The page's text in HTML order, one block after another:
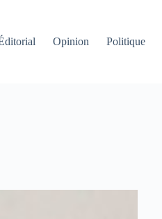
Opinion Politique